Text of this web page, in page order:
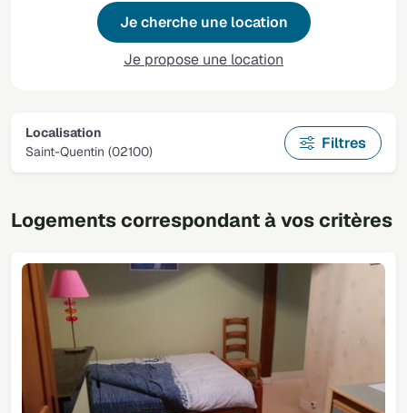
Je cherche une location
Je propose une location
Localisation
Saint-Quentin (02100)
Filtres
Logements correspondant à vos critères